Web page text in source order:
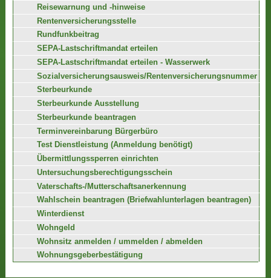
Reisewarnung und -hinweise
Rentenversicherungsstelle
Rundfunkbeitrag
SEPA-Lastschriftmandat erteilen
SEPA-Lastschriftmandat erteilen - Wasserwerk
Sozialversicherungsausweis/Rentenversicherungsnummer
Sterbeurkunde
Sterbeurkunde Ausstellung
Sterbeurkunde beantragen
Terminvereinbarung Bürgerbüro
Test Dienstleistung (Anmeldung benötigt)
Übermittlungssperren einrichten
Untersuchungsberechtigungsschein
Vaterschafts-/Mutterschaftsanerkennung
Wahlschein beantragen (Briefwahlunterlagen beantragen)
Winterdienst
Wohngeld
Wohnsitz anmelden / ummelden / abmelden
Wohnungsgeberbestätigung